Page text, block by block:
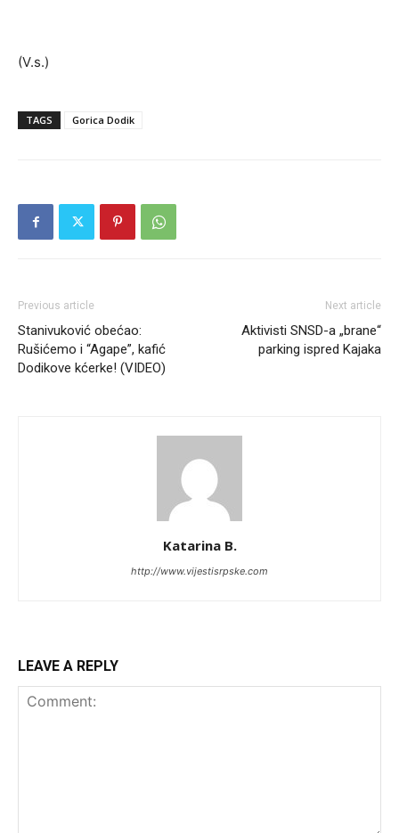
(V.s.)
TAGS Gorica Dodik
Previous article
Stanivuković obećao:
Rušićemo i “Agape”, kafić
Dodikove kćerke! (VIDEO)
Next article
Aktivisti SNSD-a „brane“
parking ispred Kajaka
Katarina B.
http://www.vijestisrpske.com
LEAVE A REPLY